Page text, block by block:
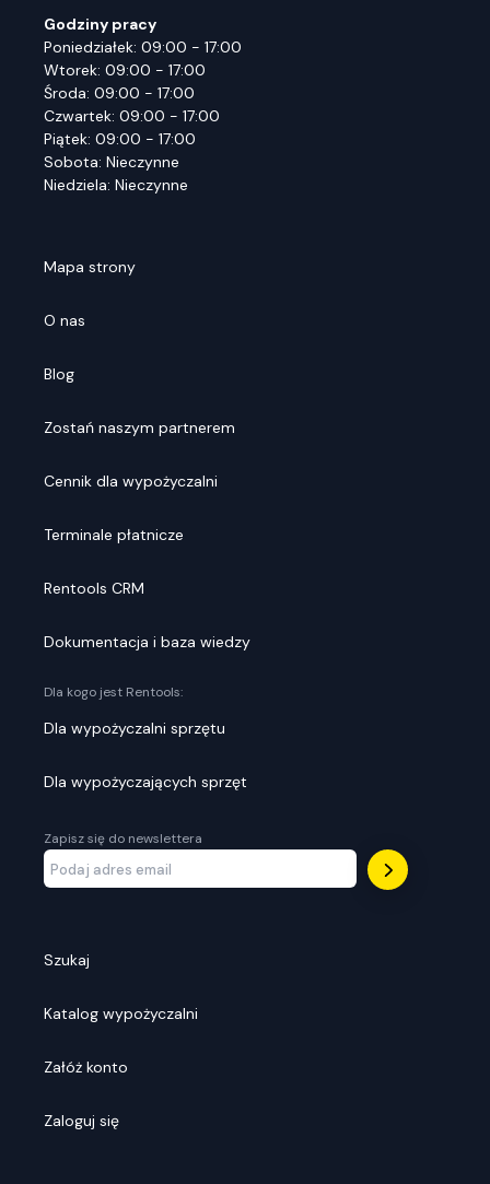
Godziny pracy
Poniedziałek: 09:00 - 17:00
Wtorek: 09:00 - 17:00
Środa: 09:00 - 17:00
Czwartek: 09:00 - 17:00
Piątek: 09:00 - 17:00
Sobota: Nieczynne
Niedziela: Nieczynne
Mapa strony
O nas
Blog
Zostań naszym partnerem
Cennik dla wypożyczalni
Terminale płatnicze
Rentools CRM
Dokumentacja i baza wiedzy
Dla kogo jest Rentools:
Dla wypożyczalni sprzętu
Dla wypożyczających sprzęt
Zapisz się do newslettera
Szukaj
Katalog wypożyczalni
Załóż konto
Zaloguj się